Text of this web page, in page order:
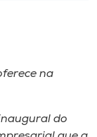
na
do